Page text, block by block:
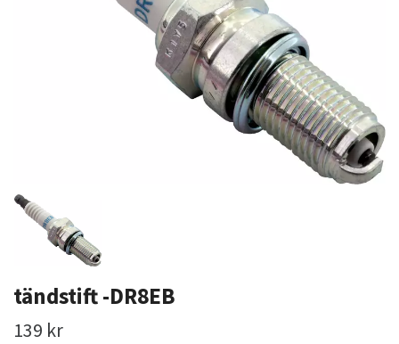
tändstift -DR8EB
139 kr